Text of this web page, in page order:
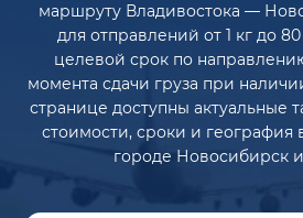
маршруту Владивостока —
для отправлений от 1 кг до
целевой срок по
момента сдачи груза при
странице доступны актуальные
стоимости, сроки и география
городе Новосибирск